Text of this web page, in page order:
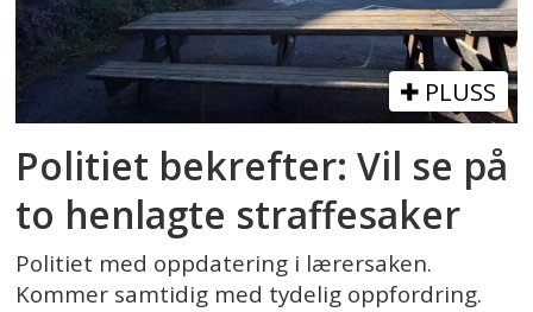
PLUSS
Politiet bekrefter: Vil se på
to henlagte straffesaker
Politiet med oppdatering i lærersaken.
Kommer samtidig med tydelig oppfordring.